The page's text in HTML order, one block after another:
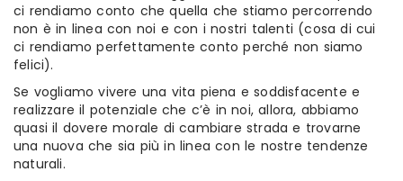
ci rendiamo conto che quella che stiamo percorrendo
non è in linea con noi e con i nostri talenti (cosa di cui
ci rendiamo perfettamente conto perché non siamo
felici).
Se vogliamo vivere una vita piena e soddisfacente e
realizzare il potenziale che c’è in noi, allora, abbiamo
quasi il dovere morale di cambiare strada e trovarne
una nuova che sia più in linea con le nostre tendenze
naturali.